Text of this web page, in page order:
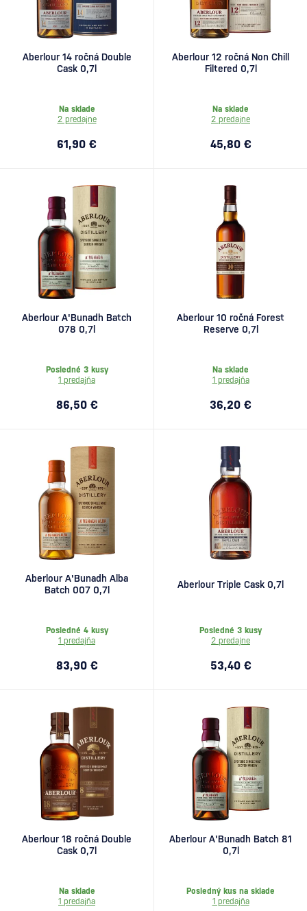
Aberlour 14 ročná Double
Cask 0,7l
Na sklade
2 predajne
61,90 €
Aberlour 12 ročná Non Chill
Filtered 0,7l
Na sklade
2 predajne
45,80 €
Aberlour A'Bunadh Batch
078 0,7l
Posledné 3 kusy
1 predajňa
86,50 €
Aberlour 10 ročná Forest
Reserve 0,7l
Na sklade
1 predajňa
36,20 €
Aberlour A'Bunadh Alba
Batch 007 0,7l
Posledné 4 kusy
1 predajňa
83,90 €
Aberlour Triple Cask 0,7l
Posledné 3 kusy
2 predajne
53,40 €
Aberlour 18 ročná Double
Cask 0,7l
Na sklade
1 predajňa
Aberlour A'Bunadh Batch 81
0,7l
Posledný kus na sklade
1 predajňa